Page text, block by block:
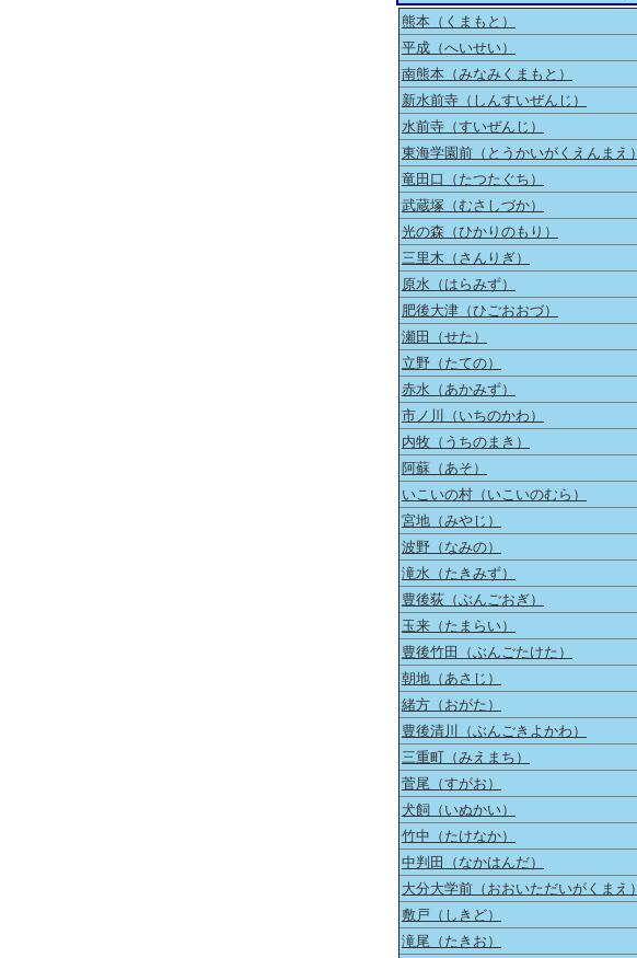
熊本（くまもと）
平成（へいせい）
南熊本（みなみくまもと）
新水前寺（しんすいぜんじ）
水前寺（すいぜんじ）
東海学園前（とうかいがくえんまえ）
竜田口（たつたぐち）
武蔵塚（むさしづか）
光の森（ひかりのもり）
三里木（さんりぎ）
原水（はらみず）
肥後大津（ひごおおづ）
瀬田（せた）
立野（たての）
赤水（あかみず）
市ノ川（いちのかわ）
内牧（うちのまき）
阿蘇（あそ）
いこいの村（いこいのむら）
宮地（みやじ）
波野（なみの）
滝水（たきみず）
豊後荻（ぶんごおぎ）
玉来（たまらい）
豊後竹田（ぶんごたけた）
朝地（あさじ）
緒方（おがた）
豊後清川（ぶんごきよかわ）
三重町（みえまち）
菅尾（すがお）
犬飼（いぬかい）
竹中（たけなか）
中判田（なかはんだ）
大分大学前（おおいただいがくまえ）
敷戸（しきど）
滝尾（たきお）